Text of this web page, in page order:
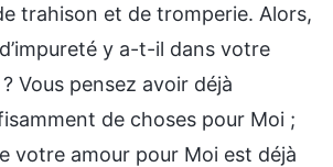
trahison et de tromperie. Alors,
y a-t-il dans votre
Vous pensez avoir déjà
de choses pour Moi ;
votre amour pour Moi est déjà